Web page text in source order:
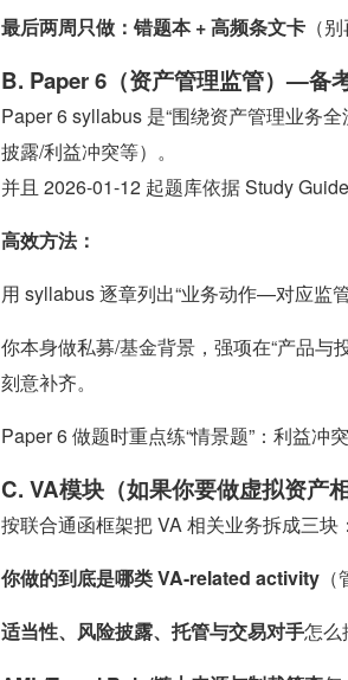
最后两周只做：错题本 + 高频条文卡 （
B. Paper 6（资产管理监管）—备
Paper 6 syllabus 是“围绕资产管理业务
披露/利益冲突等）。
并且 2026-01-12 起题库依据 Study
高效方法：
用 syllabus 逐章列出“业务动作—对应监
你本身做私募/基金背景，强项在“产品与
刻意补齐。
Paper 6 做题时重点练“情景题”：利益
C. VA模块（如果你要做虚拟资产
按联合通函框架把 VA 相关业务拆成三块
你做的到底是哪类 VA-related activity
适当性、风险披露、托管与交易对手怎么